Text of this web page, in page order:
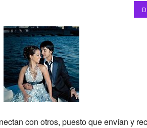
con otros, puesto que envían y